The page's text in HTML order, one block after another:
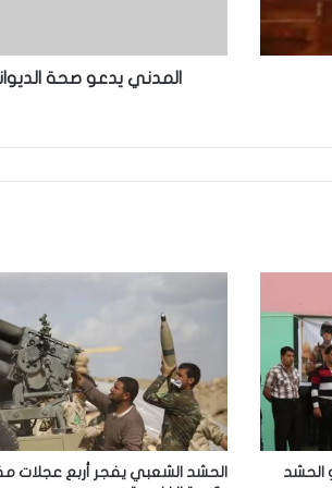
المدني يدعو صحة
الحشد
الحشد الشعبي يفجر أربع عجلات